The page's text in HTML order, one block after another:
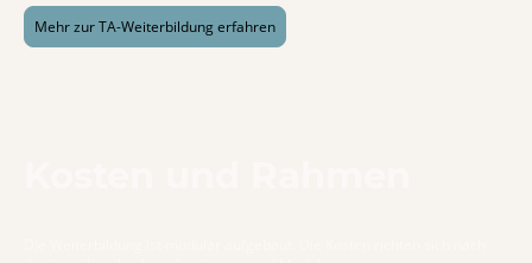
Mehr zur TA-Weiterbildung erfahren